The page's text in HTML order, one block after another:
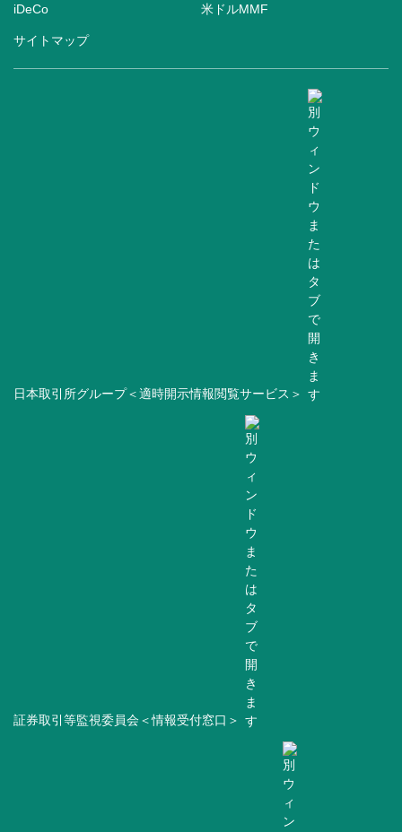
iDeCo 米ドルMMF
サイトマップ
日本取引所グループ＜適時開示情報閲覧サービス＞
証券取引等監視委員会＜情報受付窓口＞